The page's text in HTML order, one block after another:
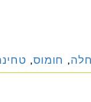
, חומוס,